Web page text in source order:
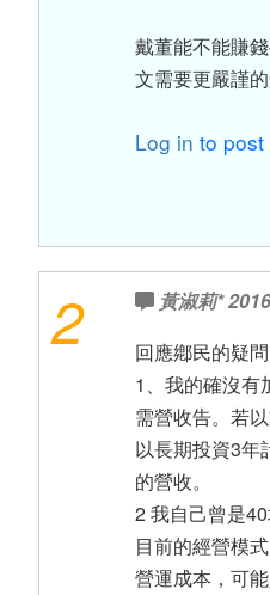
戴董能不能賺
文需要更嚴謹的
Log in to post
2 黃淑莉*
回應鄕民的疑問
1、我的確沒有
需營收告。若
以長期投資3年
的營收。
2 我自己曾是
目前的經營模
營運成本，可